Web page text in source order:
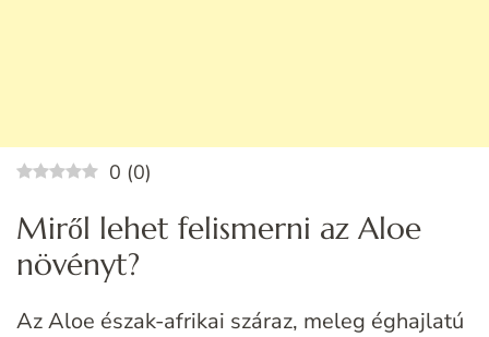
0 (0)
Miről lehet felismerni az Aloe
növényt?
Az Aloe észak-afrikai száraz, meleg éghajlatú